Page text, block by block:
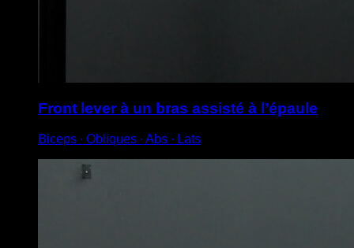
Front lever à un bras assisté à l’épaule
Biceps ∙ Obliques ∙ Abs ∙ Lats